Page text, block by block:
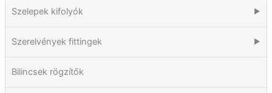
Szelepek kifolyók ▶
Szerelvények fittingek ▶
Bilincsek rögzítők